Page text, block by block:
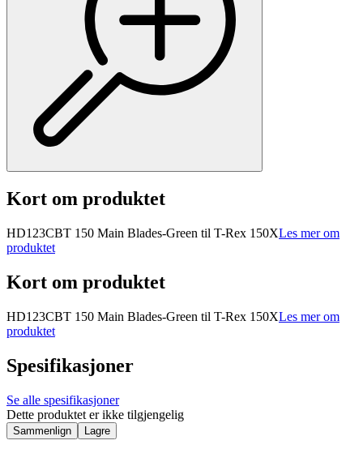
Kort om produktet
HD123CBT 150 Main Blades-Green til T-Rex 150XLes mer om
produktet
Kort om produktet
HD123CBT 150 Main Blades-Green til T-Rex 150XLes mer om
produktet
Spesifikasjoner
Se alle spesifikasjoner
Dette produktet er ikke tilgjengelig
Sammenlign Lagre